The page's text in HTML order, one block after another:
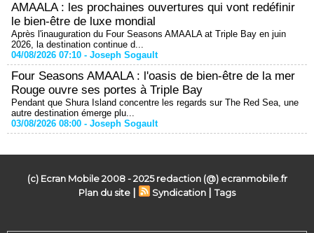
AMAALA : les prochaines ouvertures qui vont redéfinir
le bien-être de luxe mondial
Après l'inauguration du Four Seasons AMAALA at Triple Bay en juin
2026, la destination continue d...
04/08/2026 07:10 - Joseph Sogault
Four Seasons AMAALA : l'oasis de bien-être de la mer
Rouge ouvre ses portes à Triple Bay
Pendant que Shura Island concentre les regards sur The Red Sea, une
autre destination émerge plu...
03/08/2026 08:00 - Joseph Sogault
(c) Ecran Mobile 2008 - 2025 redaction (@) ecranmobile.fr
Plan du site | Syndication |Tags